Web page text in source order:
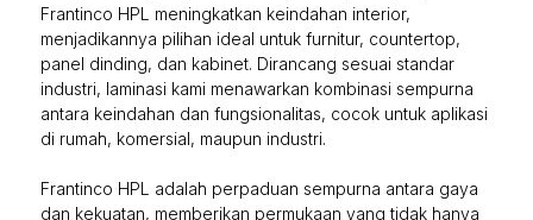
Frantinco HPL meningkatkan keindahan interior,
menjadikannya pilihan ideal untuk furnitur, countertop,
panel dinding, dan kabinet. Dirancang sesuai standar
industri, laminasi kami menawarkan kombinasi sempurna
antara keindahan dan fungsionalitas, cocok untuk aplikasi
di rumah, komersial, maupun industri.
Frantinco HPL adalah perpaduan sempurna antara gaya
dan kekuatan, memberikan permukaan yang tidak hanya